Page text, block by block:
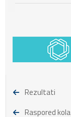
Rezultati
Raspored kola